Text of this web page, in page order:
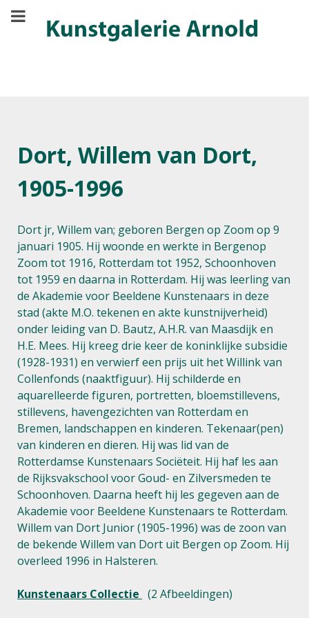
Dort, Willem van Dort,
1905-1996
Dort jr, Willem van; geboren Bergen op Zoom op 9
januari 1905. Hij woonde en werkte in Bergenop
Zoom tot 1916, Rotterdam tot 1952, Schoonhoven
tot 1959 en daarna in Rotterdam. Hij was leerling van
de Akademie voor Beeldene Kunstenaars in deze
stad (akte M.O. tekenen en akte kunstnijverheid)
onder leiding van D. Bautz, A.H.R. van Maasdijk en
H.E. Mees. Hij kreeg drie keer de koninklijke subsidie
(1928-1931) en verwierf een prijs uit het Willink van
Collenfonds (naaktfiguur). Hij schilderde en
aquarelleerde figuren, portretten, bloemstillevens,
stillevens, havengezichten van Rotterdam en
Bremen, landschappen en kinderen. Tekenaar(pen)
van kinderen en dieren. Hij was lid van de
Rotterdamse Kunstenaars Sociëteit. Hij haf les aan
de Rijksvakschool voor Goud- en Zilversmeden te
Schoonhoven. Daarna heeft hij les gegeven aan de
Akademie voor Beeldene Kunstenaars te Rotterdam.
Willem van Dort Junior (1905-1996) was de zoon van
de bekende Willem van Dort uit Bergen op Zoom. Hij
overleed 1996 in Halsteren.
Kunstenaars Collectie (2 Afbeeldingen)